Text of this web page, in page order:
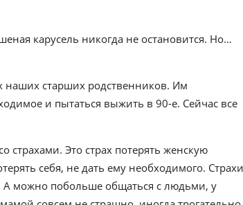
карусель никогда не остановится. Но…
наших старших родственников. Им
и пытаться выжить в 90-е. Сейчас все
страхами. Это страх потерять женскую
себя, не дать ему необходимого. Страхи
А можно побольше общаться с людьми, у